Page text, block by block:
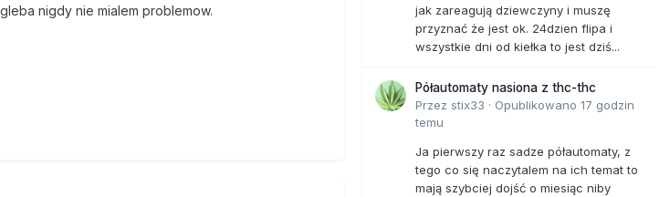
nigdy nie mialem problemow.
jak zareagują dziewczyny i muszę
przyznać że jest ok. 24dzien flipa i
wszystkie dni od kiełka to jest dziś...
Półautomaty nasiona z thc-thc
Przez stix33 · Opublikowano 17 godzin
temu
Ja pierwszy raz sadze półautomaty, z
tego co się naczytalem na ich temat to
mają szybciej dojść o miesiąc niby